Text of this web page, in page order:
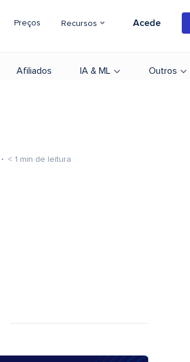
Preços Recursos Acede
Afiliados IA & ML Outros
< 1 min de leitura